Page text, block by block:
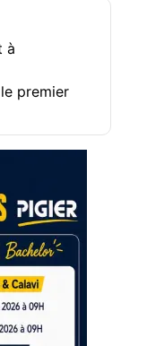
à
premier